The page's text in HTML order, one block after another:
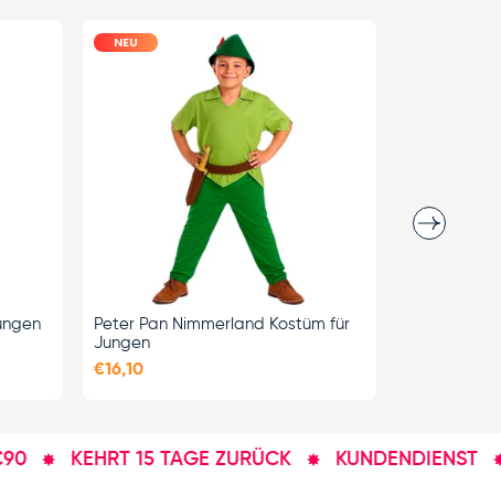
NEU
Peter Pan Nimmerland Kostüm für
Jungen
€16,10
OPTIONEN
AUSWÄHLEN
Nächste
KEHRT 15 TAGE ZURÜCK KUNDENDIENST